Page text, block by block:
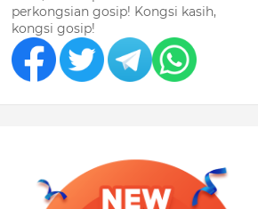
perkongsian gosip! Kongsi kasih,
kongsi gosip!